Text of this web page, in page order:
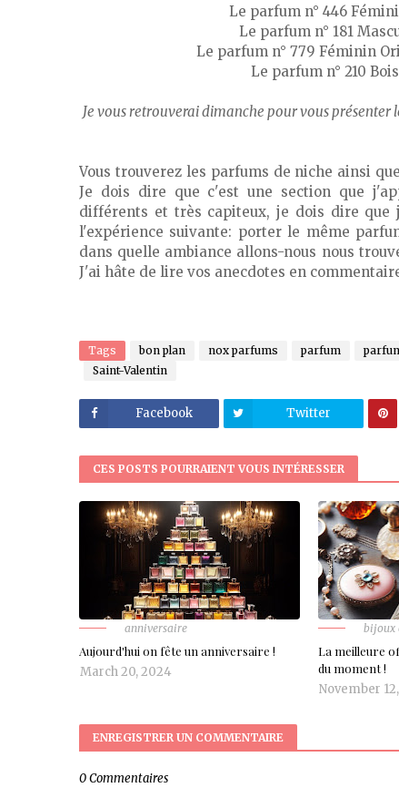
Le parfum n° 446
Le parfum n° 181
Le parfum n° 779 Féminin
Le parfum n° 210
Je vous retrouverai dimanche pour vous
Vous trouverez les parfums de niche ainsi
Je dois dire que c'est une section que
différents et très capiteux, je dois dire
l'expérience suivante: porter le même
dans quelle ambiance allons-nous nous
J'ai hâte de lire vos anecdotes en
Tags bon plan nox parfums parfum
Saint-Valentin
Facebook Twitter
CES POSTS POURRAIENT VOUS INTÉRESSER
anniversaire
Aujourd'hui on fête un anniversaire !
March 20, 2024
bijoux
La meilleure
du moment !
November
ENREGISTRER UN COMMENTAIRE
0 Commentaires